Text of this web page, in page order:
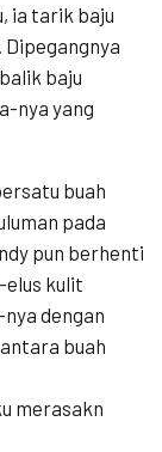
ia tarik baju
baju
nya yang
buah
pada
pun berhenti
elus kulit
dengan
buah
merasakn